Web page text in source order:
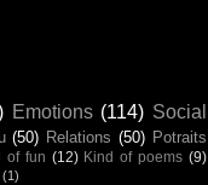
Emotions (114) Social
(50) Relations (50) Potraits
of fun (12) Kind of poems (9)
(1)